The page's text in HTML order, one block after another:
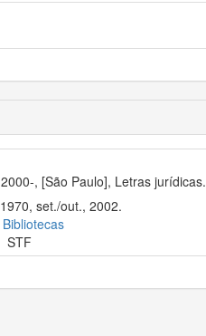
, [São Paulo], Letras jurídicas.
set./out., 2002.
STF